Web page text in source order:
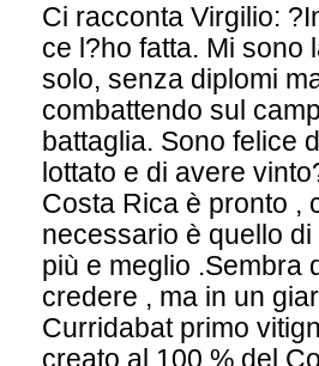
Ci racconta Virgilio:
ce l?ho fatta. Mi sono
solo, senza diplomi
combattendo sul
battaglia. Sono felice
lottato e di avere
Costa Rica è pronto ,
necessario è quello
più e meglio .Sembra
credere , ma in un
Curridabat primo
creato al 100 % del